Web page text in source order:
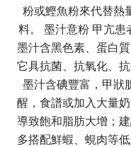
粉或鰹魚粉來代替熱
料。 墨汁意粉 甲亢患
墨汁含黑色素、蛋白
它具抗菌、抗氧化、
墨汁含碘豐富，甲狀
醒，食譜或加入大量
導致飽和脂肪大增；
多搭配鮮蝦、蜆肉等